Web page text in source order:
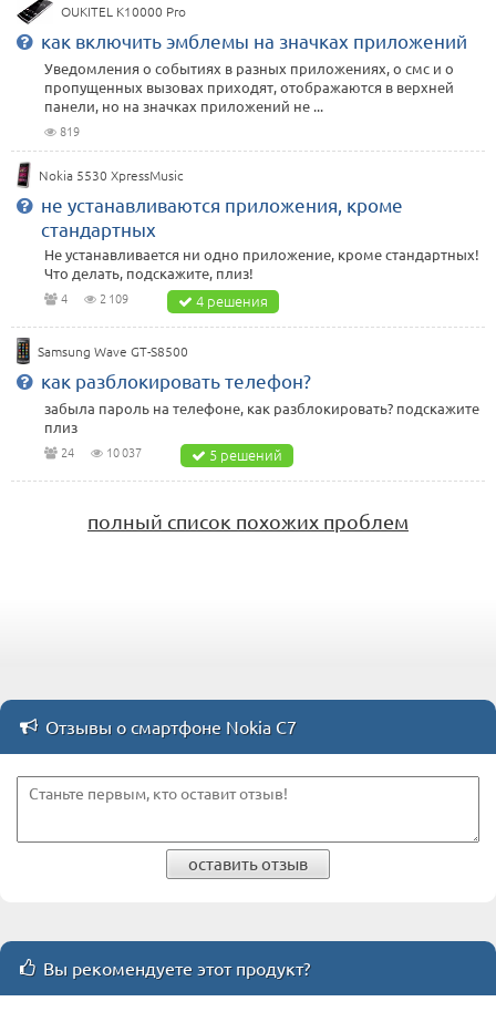
OUKITEL K10000 Pro
как включить эмблемы на значках приложений
Уведомления о событиях в разных приложениях, о смс и о
пропущенных вызовах приходят, отображаются в верхней
панели, но на значках приложений не ...
819
Nokia 5530 XpressMusic
не устанавливаются приложения, кроме
стандартных
Не устанавливается ни одно приложение, кроме стандартных!
Что делать, подскажите, плиз!
4 2 109 4 решения
Samsung Wave GT-S8500
как разблокировать телефон?
забыла пароль на телефоне, как разблокировать? подскажите
плиз
24 10 037 5 решений
полный список похожих проблем
Отзывы о смартфоне Nokia C7
оставить отзыв
Вы рекомендуете этот продукт?